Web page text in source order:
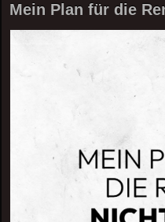
Mein Plan für die